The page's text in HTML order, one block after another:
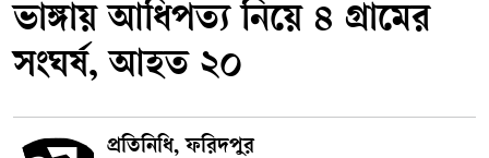
ভাঙ্গায় আধিপত্য নিয়ে ৪ গ্রামের
সংঘর্ষ, আহত ২০
প্রতিনিধি, ফরিদপুর